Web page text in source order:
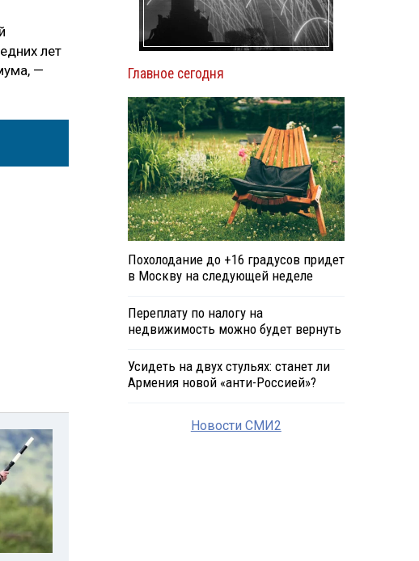
лет
—
Главное сегодня
Похолодание до +16 градусов придет
в Москву на следующей неделе
Переплату по налогу на
недвижимость можно будет вернуть
Усидеть на двух стульях: станет ли
Армения новой «анти-Россией»?
Новости СМИ2